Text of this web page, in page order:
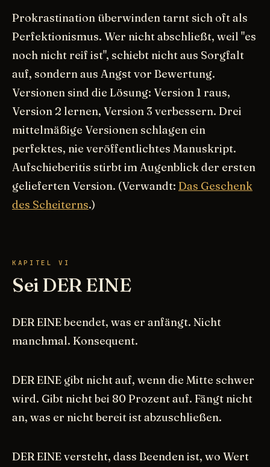
Prokrastination überwinden tarnt sich oft als
Perfektionismus. Wer nicht abschließt, weil "es
noch nicht reif ist", schiebt nicht aus Sorgfalt
auf, sondern aus Angst vor Bewertung.
Versionen sind die Lösung: Version 1 raus,
Version 2 lernen, Version 3 verbessern. Drei
mittelmäßige Versionen schlagen ein
perfektes, nie veröffentlichtes Manuskript.
Aufschieberitis stirbt im Augenblick der ersten
gelieferten Version. (Verwandt: Das Geschenk
des Scheiterns.)
KAPITEL VI
Sei DER EINE
DER EINE beendet, was er anfängt. Nicht
manchmal. Konsequent.
DER EINE gibt nicht auf, wenn die Mitte schwer
wird. Gibt nicht bei 80 Prozent auf. Fängt nicht
an, was er nicht bereit ist abzuschließen.
DER EINE versteht, dass Beenden ist, wo Wert